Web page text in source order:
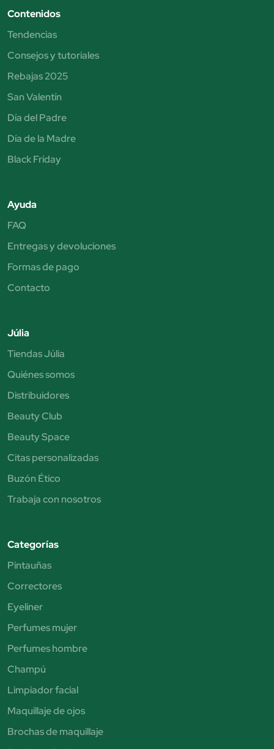
Contenidos
Tendencias
Consejos y tutoriales
Rebajas 2025
San Valentín
Día del Padre
Día de la Madre
Black Friday
Ayuda
FAQ
Entregas y devoluciones
Formas de pago
Contacto
Júlia
Tiendas Júlia
Quiénes somos
Distribuidores
Beauty Club
Beauty Space
Citas personalizadas
Buzón Ético
Trabaja con nosotros
Categorías
Pintauñas
Correctores
Eyeliner
Perfumes mujer
Perfumes hombre
Champú
Limpiador facial
Maquillaje de ojos
Brochas de maquillaje